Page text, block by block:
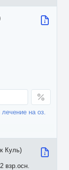
на оз.
Куль)
взр.осн.